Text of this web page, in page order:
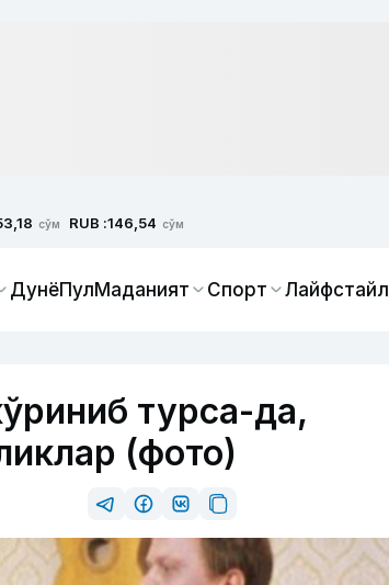
сўм RUB :146,54 сўм
ДунёПулМаданият Спорт Лайфстайл
турса-да,
(фото)